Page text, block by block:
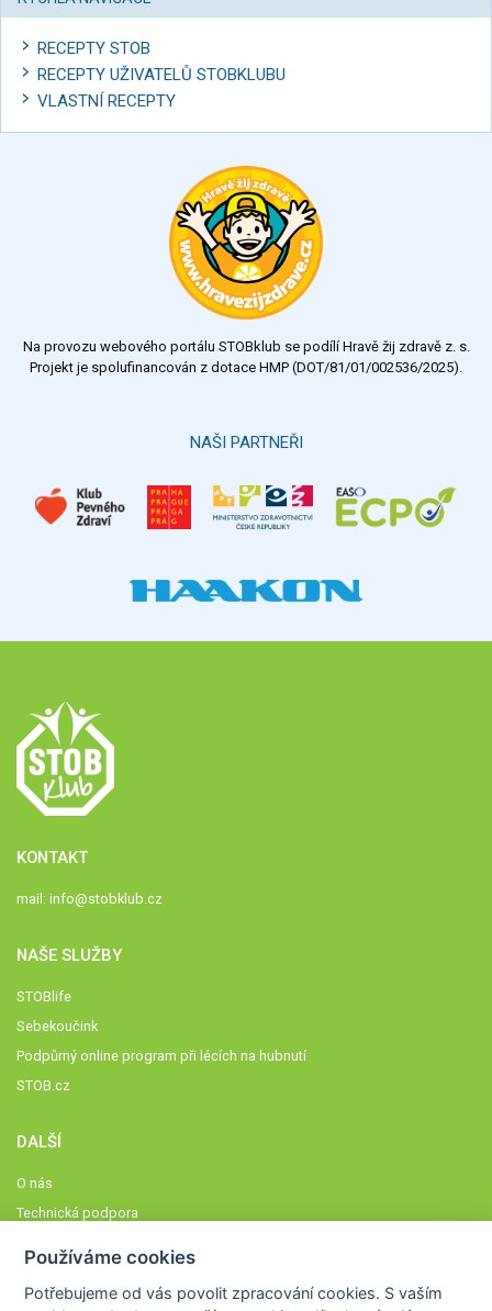
RECEPTY STOB
RECEPTY UŽIVATELŮ STOBKLUBU
VLASTNÍ RECEPTY
Na provozu webového portálu STOBklub se podílí Hravě žij zdravě z. s.
Projekt je spolufinancován z dotace HMP (DOT/81/01/002536/2025).
NAŠI PARTNEŘI
KONTAKT
mail: info@stobklub.cz
NAŠE SLUŽBY
STOBlife
Sebekoučink
Podpůrný online program při lécích na hubnutí
STOB.cz
DALŠÍ
O nás
Technická podpora
Členové STOBklubu
Používáme cookies
Potřebujeme od vás povolit zpracování cookies. S vaším